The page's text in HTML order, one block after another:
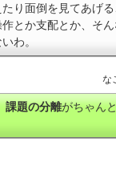
たり面倒を見てあげ
作とか支配とか、そ
わ。
な
課題の分離がちゃん